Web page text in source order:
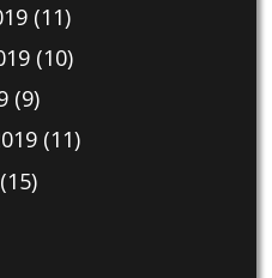
(11)
(10)
(9)
(11)